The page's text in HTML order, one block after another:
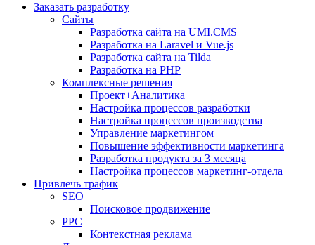
Заказать разработку
Сайты
Разработка сайта на UMI.CMS
Разработка на Laravel и Vue.js
Разработка сайта на Tilda
Разработка на PHP
Комплексные решения
Проект+Аналитика
Настройка процессов разработки
Настройка процессов производства
Управление маркетингом
Повышение эффективности маркетинга
Разработка продукта за 3 месяца
Настройка процессов маркетинг-отдела
Привлечь трафик
SEO
Поисковое продвижение
PPC
Контекстная реклама